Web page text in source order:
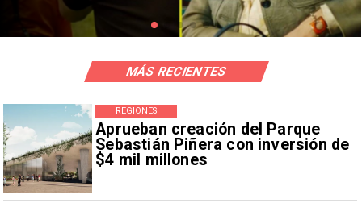
Aprueban creación del Parque
Sebastián Piñera con inversión de
$4 mil millones
REGIONES
MÁS RECIENTES